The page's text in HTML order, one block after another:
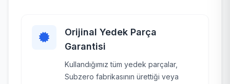
Orijinal Yedek Parça
Garantisi
Kullandığımız tüm yedek parçalar,
Subzero fabrikasının ürettiği veya